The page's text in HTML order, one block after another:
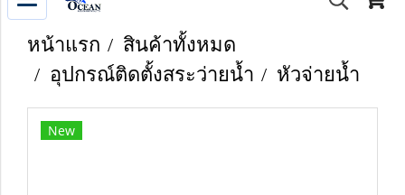
หน้าแรก
สินค้าทั้งหมด
อุปกรณ์ติดตั้งสระว่ายน้ำ
หัวจ่ายน้ำ
New